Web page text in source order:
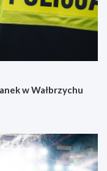
w Wałbrzychu